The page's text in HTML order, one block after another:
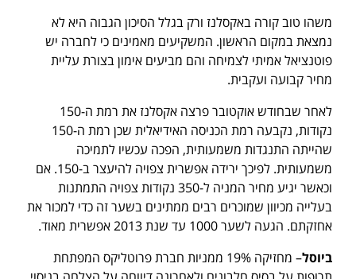
משהו טוב קורה באקסלנז ורק בגלל הסיכון הגבוה היא לא
נמצאת במקום הראשון. המשקיעים מאמינים כי לחברה יש
פוטנציאל אמיתי לצמיחה והם מביעים אימון בצורת עליית
מחיר קבועה ועקבית.
לאחר שבחודש אוקטובר פרצה אקסלנז את רמת ה-150
נקודות, נקבעה רמת הכניסה האידיאלית שכן רמת ה-150
שהייתה התנגדות משמעותית, הפכה עכשיו לתמיכה
משמעותית. לפיכך ירידה אפשרית צפויה להיעצר ב-150. אם
וכאשר יגיע מחיר המניה ל-350 נקודות צפויה התמתנות
בעלייה מכיוון שמוכרים רבים ממתינים בשער זה כדי למכור את
אחזקתם. הגעה לשער 1000 עד שנת 2013 אפשרית מאוד.
ביוסל
– מחזיקה 19% ממניות חברת פרוטליקס המפתחת